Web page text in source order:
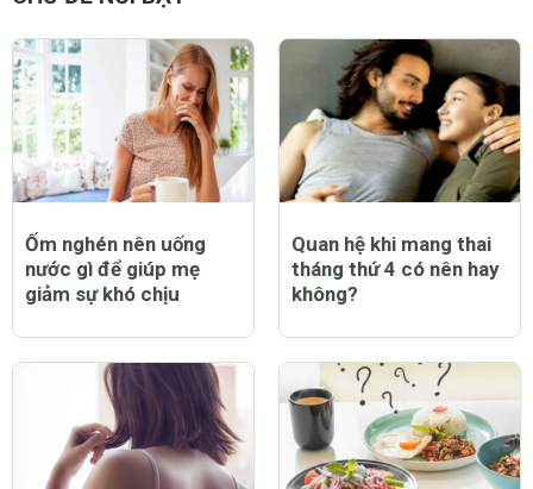
Ốm nghén nên uống
nước gì để giúp mẹ
giảm sự khó chịu
Quan hệ khi mang thai
tháng thứ 4 có nên hay
không?